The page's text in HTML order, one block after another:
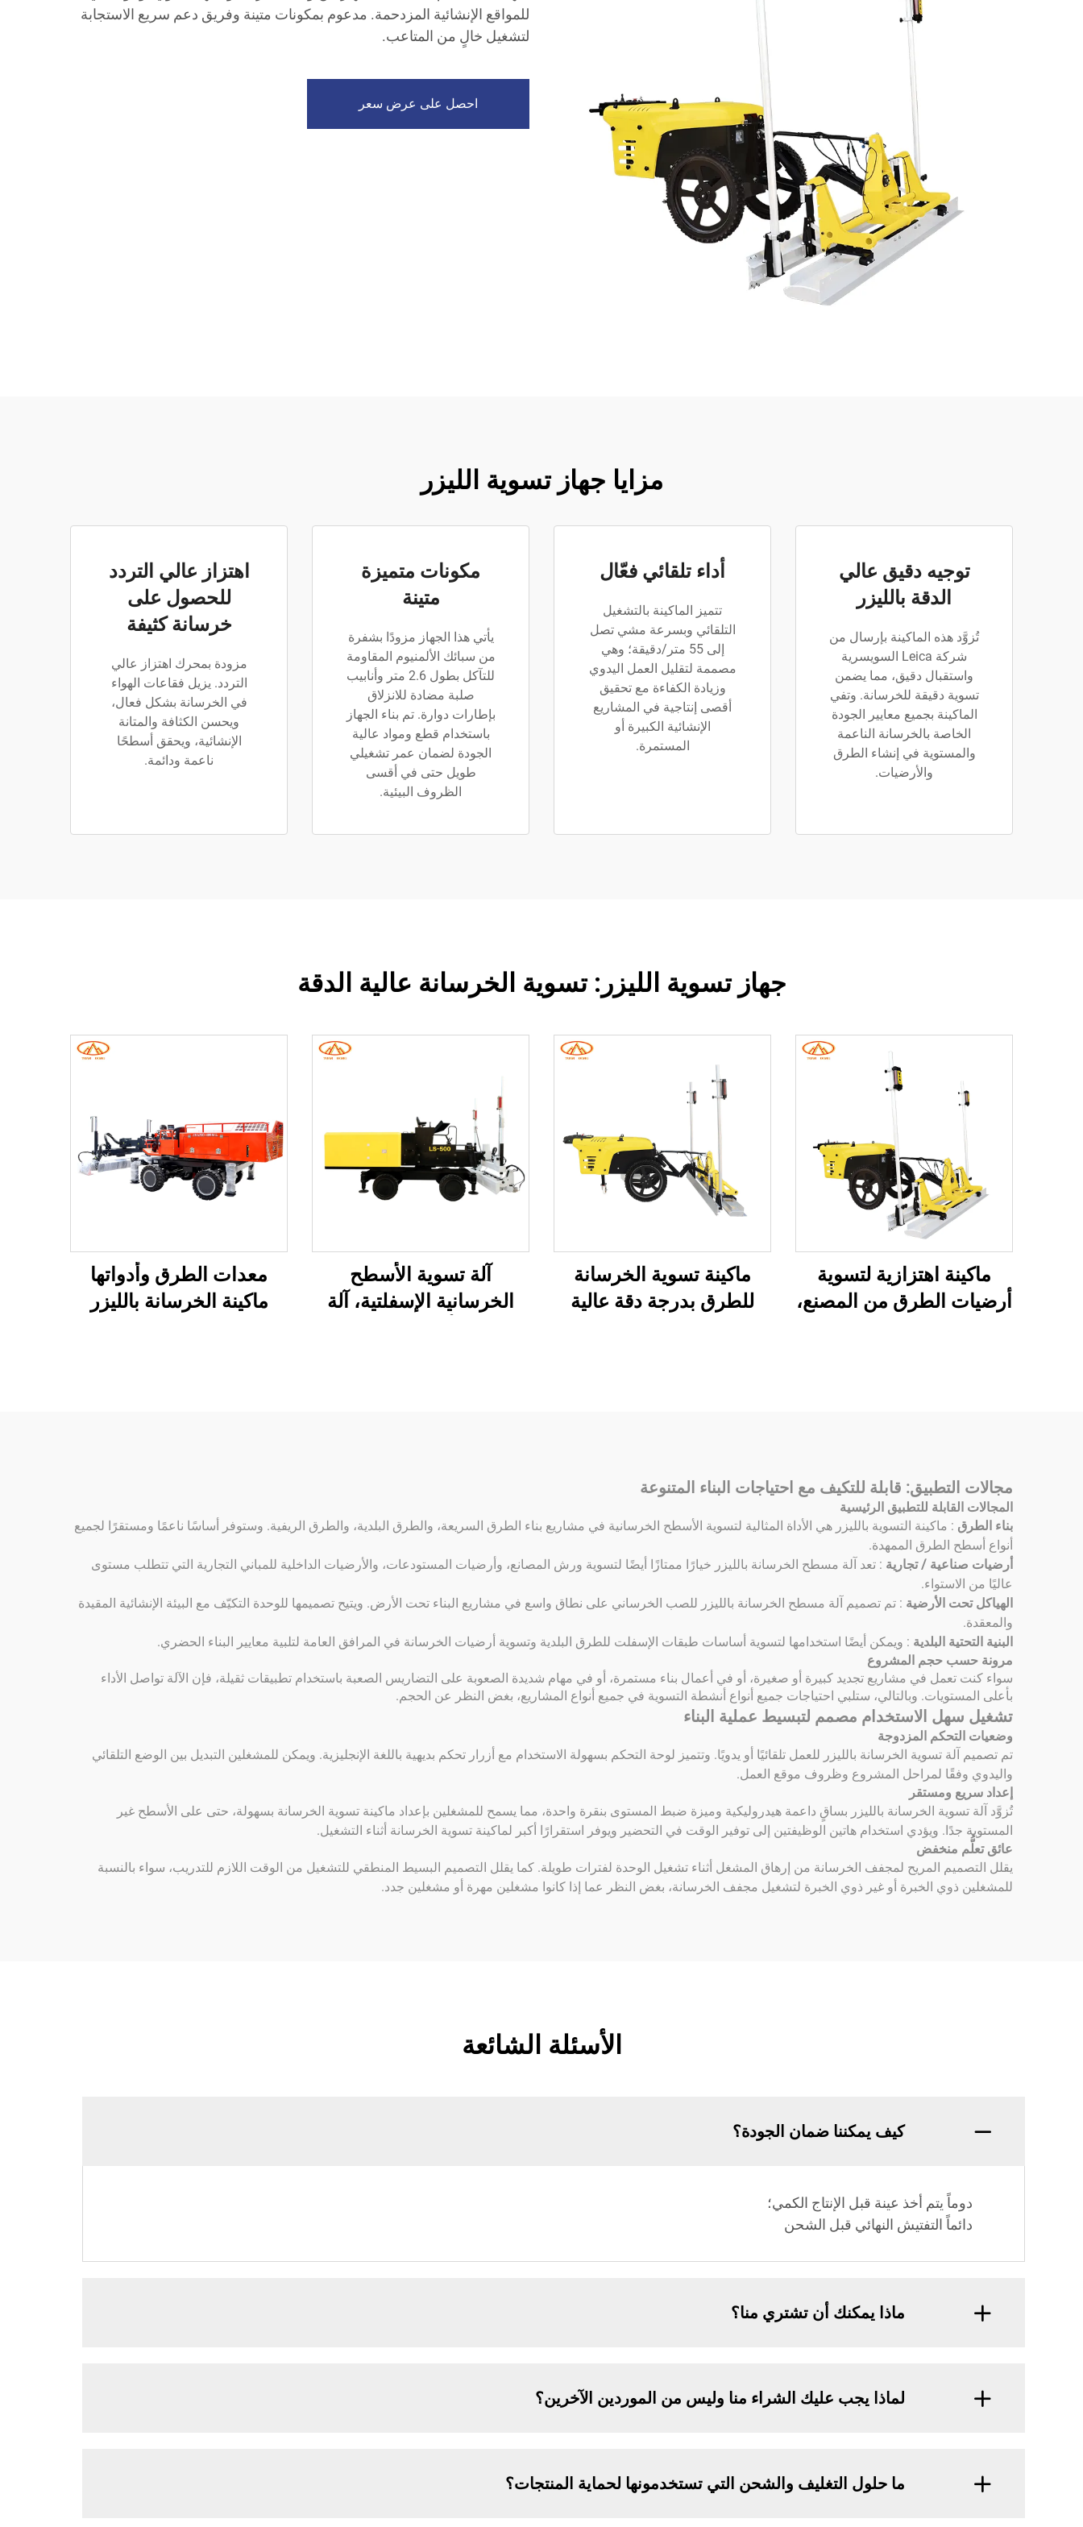
للمواقع الإنشائية المزدحمة. مدعوم بمكونات متينة وفريق دعم سريع الاستجابة
لتشغيل خالٍ من المتاعب.
احصل على عرض سعر
مزايا جهاز تسوية الليزر
توجيه دقيق عالي
الدقة بالليزر
تُزوَّد هذه الماكينة بإرسال من
شركة Leica السويسرية
واستقبال دقيق، مما يضمن
تسوية دقيقة للخرسانة. وتفي
الماكينة بجميع معايير الجودة
الخاصة بالخرسانة الناعمة
والمستوية في إنشاء الطرق
والأرضيات.
أداء تلقائي فعّال
تتميز الماكينة بالتشغيل
التلقائي وبسرعة مشي تصل
إلى 55 متر/دقيقة؛ وهي
مصممة لتقليل العمل اليدوي
وزيادة الكفاءة مع تحقيق
أقصى إنتاجية في المشاريع
الإنشائية الكبيرة أو
المستمرة.
مكونات متميزة
متينة
يأتي هذا الجهاز مزودًا بشفرة
من سبائك الألمنيوم المقاومة
للتآكل بطول 2.6 متر وأنابيب
صلبة مضادة للانزلاق
بإطارات دوارة. تم بناء الجهاز
باستخدام قطع ومواد عالية
الجودة لضمان عمر تشغيلي
طويل حتى في أقسى
الظروف البيئية.
اهتزاز عالي التردد
للحصول على
خرسانة كثيفة
مزودة بمحرك اهتزاز عالي
التردد. يزيل فقاعات الهواء
في الخرسانة بشكل فعال،
ويحسن الكثافة والمتانة
الإنشائية، ويحقق أسطحًا
ناعمة ودائمة.
جهاز تسوية الليزر: تسوية الخرسانة عالية الدقة
ماكينة اهتزازية لتسوية
أرضيات الطرق من المصنع،
ماكينة تسوية الخرسانة
للطرق بدرجة دقة عالية
آلة تسوية الأسطح
الخرسانية الإسفلتية، آلة
معدات الطرق وأدواتها
ماكينة الخرسانة بالليزر
مجالات التطبيق: قابلة للتكيف مع احتياجات البناء المتنوعة
المجالات القابلة للتطبيق الرئيسية
بناء الطرق : ماكينة التسوية بالليزر هي الأداة المثالية لتسوية الأسطح الخرسانية في مشاريع بناء الطرق السريعة، والطرق البلدية، والطرق الريفية. وستوفر أساسًا ناعمًا ومستقرًا لجميع
أنواع أسطح الطرق الممهدة.
أرضيات صناعية / تجارية : تعد آلة مسطح الخرسانة بالليزر خيارًا ممتازًا أيضًا لتسوية ورش المصانع، وأرضيات المستودعات، والأرضيات الداخلية للمباني التجارية التي تتطلب مستوى
عاليًا من الاستواء.
الهياكل تحت الأرضية : تم تصميم آلة مسطح الخرسانة بالليزر للصب الخرساني على نطاق واسع في مشاريع البناء تحت الأرض. ويتيح تصميمها للوحدة التكيّف مع البيئة الإنشائية المقيدة
والمعقدة.
البنية التحتية البلدية : ويمكن أيضًا استخدامها لتسوية أساسات طبقات الإسفلت للطرق البلدية وتسوية أرضيات الخرسانة في المرافق العامة لتلبية معايير البناء الحضري.
مرونة حسب حجم المشروع
سواء كنت تعمل في مشاريع تجديد كبيرة أو صغيرة، أو في أعمال بناء مستمرة، أو في مهام شديدة الصعوبة على التضاريس الصعبة باستخدام تطبيقات ثقيلة، فإن الآلة تواصل الأداء
بأعلى المستويات. وبالتالي، ستلبي احتياجات جميع أنواع أنشطة التسوية في جميع أنواع المشاريع، بغض النظر عن الحجم.
تشغيل سهل الاستخدام مصمم لتبسيط عملية البناء
وضعيات التحكم المزدوجة
تم تصميم آلة تسوية الخرسانة بالليزر للعمل تلقائيًا أو يدويًا. وتتميز لوحة التحكم بسهولة الاستخدام مع أزرار تحكم بديهية باللغة الإنجليزية. ويمكن للمشغلين التبديل بين الوضع التلقائي
واليدوي وفقًا لمراحل المشروع وظروف موقع العمل.
إعداد سريع ومستقر
تُزوَّد آلة تسوية الخرسانة بالليزر بساقٍ داعمة هيدروليكية وميزة ضبط المستوى بنقرة واحدة، مما يسمح للمشغلين بإعداد ماكينة تسوية الخرسانة بسهولة، حتى على الأسطح غير
المستوية جدًا. ويؤدي استخدام هاتين الوظيفتين إلى توفير الوقت في التحضير ويوفر استقرارًا أكبر لماكينة تسوية الخرسانة أثناء التشغيل.
عائق تعلُّم منخفض
يقلل التصميم المريح لمجفف الخرسانة من إرهاق المشغل أثناء تشغيل الوحدة لفترات طويلة. كما يقلل التصميم البسيط المنطقي للتشغيل من الوقت اللازم للتدريب، سواء بالنسبة
للمشغلين ذوي الخبرة أو غير ذوي الخبرة لتشغيل مجفف الخرسانة، بغض النظر عما إذا كانوا مشغلين مهرة أو مشغلين جدد.
الأسئلة الشائعة
كيف يمكننا ضمان الجودة؟
دوماً يتم أخذ عينة قبل الإنتاج الكمي؛
دائماً التفتيش النهائي قبل الشحن
ماذا يمكنك أن تشتري منا؟
لماذا يجب عليك الشراء منا وليس من الموردين الآخرين؟
ما حلول التغليف والشحن التي تستخدمونها لحماية المنتجات؟